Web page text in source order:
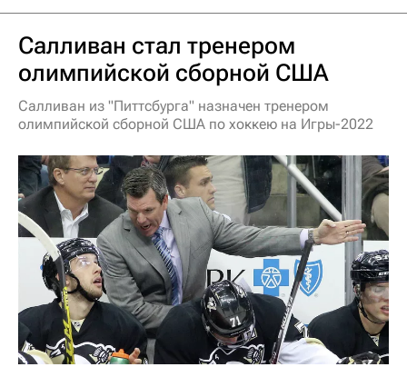
Салливан стал тренером
олимпийской сборной США
Салливан из "Питтсбурга" назначен тренером
олимпийской сборной США по хоккею на Игры-2022